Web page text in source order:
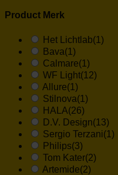
Product Merk
Het Lichtlab(1)
Bava(1)
Calmare(1)
WF Light(12)
Allure(1)
Stilnova(1)
HALA(26)
D.V. Design(13)
Sergio Terzani(1)
Philips(3)
Tom Kater(2)
Artemide(2)